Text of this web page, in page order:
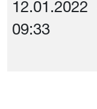
12.01.2022
09:33